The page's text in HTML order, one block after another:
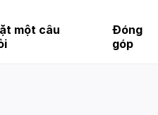
một câu
Đóng
góp